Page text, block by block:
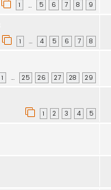
1 … 5 6 7 8 9
1 … 4 5 6 7 8
1 … 25 26 27 28 29
1 2 3 4 5